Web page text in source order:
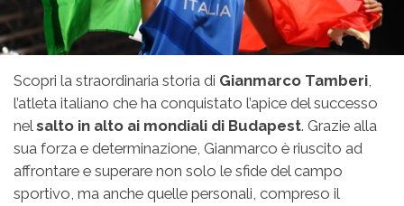
Scopri la straordinaria storia di Gianmarco Tamberi,
l’atleta italiano che ha conquistato l’apice del successo
nelsalto in alto ai mondiali di Budapest. Grazie alla
sua forza e determinazione, Gianmarco è riuscito ad
affrontare e superare non solo le sfide del campo
sportivo, ma anche quelle personali, compreso il